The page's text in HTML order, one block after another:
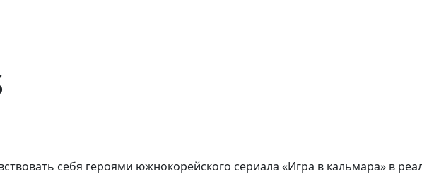
себя героями южнокорейского сериала «Игра в кальмара» в